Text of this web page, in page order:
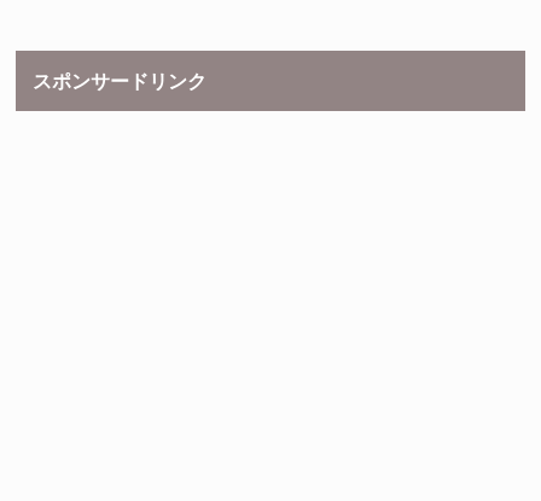
スポンサードリンク